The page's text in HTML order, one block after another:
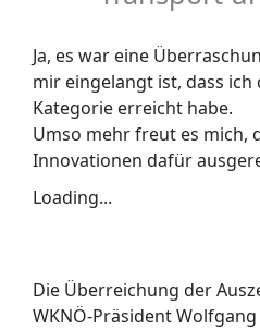
Ja, es war eine
mir eingelangt ist, dass ich
Kategorie erreicht habe.
Umso mehr freut es mich,
Innovationen dafür
Loading...
Die Überreichung der
WKNÖ-Präsident